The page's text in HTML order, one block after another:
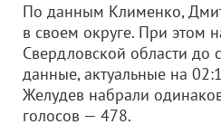
По данным Клименко,
в своем округе. При этом
Свердловской области до
данные, актуальные на
Желудев набрали
голосов — 478.